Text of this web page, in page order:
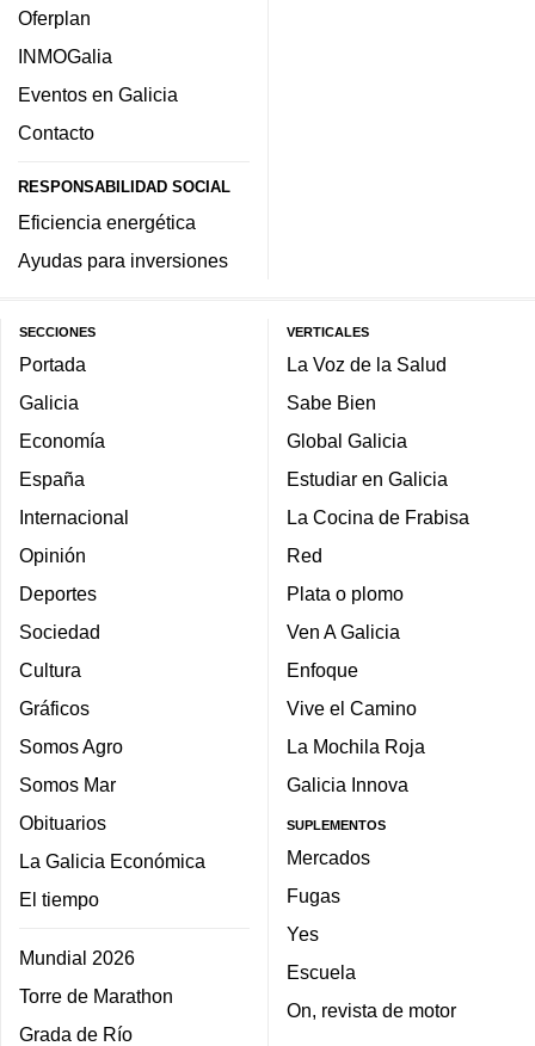
Oferplan
INMOGalia
Eventos en Galicia
Contacto
RESPONSABILIDAD SOCIAL
Eficiencia energética
Ayudas para inversiones
SECCIONES
Portada
Galicia
Economía
España
Internacional
Opinión
Deportes
Sociedad
Cultura
Gráficos
Somos Agro
Somos Mar
Obituarios
La Galicia Económica
El tiempo
Mundial 2026
Torre de Marathon
Grada de Río
VERTICALES
La Voz de la Salud
Sabe Bien
Global Galicia
Estudiar en Galicia
La Cocina de Frabisa
Red
Plata o plomo
Ven A Galicia
Enfoque
Vive el Camino
La Mochila Roja
Galicia Innova
SUPLEMENTOS
Mercados
Fugas
Yes
Escuela
On, revista de motor